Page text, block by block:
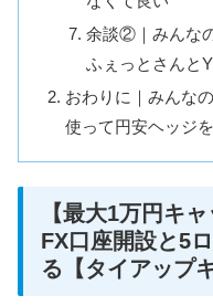
余談②｜みんな
ふぇっとさんと
おわりに｜みんな
使って円安ヘッジ
【最大1万円キ
FX口座開設と5
る【タイアップ